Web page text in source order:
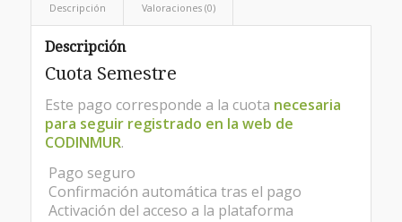
Descripción Valoraciones (0)
Descripción
Cuota Semestre
Este pago corresponde a la cuota necesaria
para seguir registrado en la web de
CODINMUR.
Pago seguro
Confirmación automática tras el pago
Activación del acceso a la plataforma